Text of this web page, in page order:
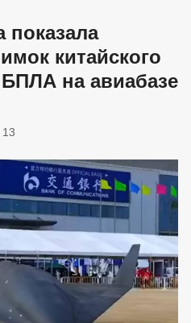
показала
китайского
БПЛА на авиабазе
13